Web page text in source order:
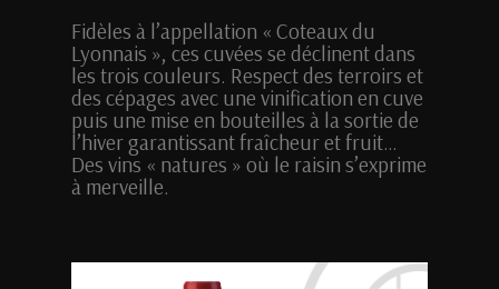
Fidèles à l’appellation « Coteaux du
Lyonnais », ces cuvées se déclinent dans
les trois couleurs. Respect des terroirs et
des cépages avec une vinification en cuve
puis une mise en bouteilles à la sortie de
l’hiver garantissant fraîcheur et fruit…
Des vins « natures » où le raisin s’exprime
à merveille.